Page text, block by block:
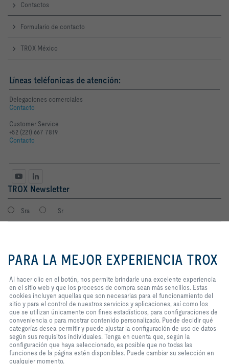
Contactos
Formulario de contacto
TROX México
Líneas teléfonicas de atención:
Delegaciones comerciales
Contacto
Customer Service
+52 (221) 667 7819
Contacto
TROX Newsletter
Sra Sr
Consiento que mis datos sean guardados en cumplimiento con la
política de protección de datos de TROX.
Login
Inicio Contactos Condiciones de contratación
permite brindarle una excelente
experiencia en el sitio web y que
sencillos. Estas cookies incluyen
aquellas que son necesarias para
el funcionamiento del sitio y para
el control de nuestros servicios y
aplicaciones, así como los que se
utilizan únicamente con fines
estadísticos, para configuraciones
de conveniencia o para mostrar
contenido personalizado. Puede
decidir qué categorías desea
PARA LA MEJOR EXPERIENCIA TROX
Al hacer clic en el botón, nos permite brindarle una excelente experiencia
en el sitio web y que los procesos de compra sean más sencillos. Estas
cookies incluyen aquellas que son necesarias para el funcionamiento del
sitio y para el control de nuestros servicios y aplicaciones, así como los
que se utilizan únicamente con fines estadísticos, para configuraciones de
conveniencia o para mostrar contenido personalizado. Puede decidir qué
categorías desea permitir y puede ajustar la configuración de uso de datos
según sus requisitos individuales. Tenga en cuenta que, según la
configuración que haya seleccionado, es posible que no todas las
funciones de la página estén disponibles. Puede cambiar su selección en
cualquier momento.